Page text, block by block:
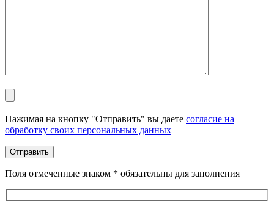
Нажимая на кнопку "Отправить" вы даете согласие на
обработку своих персональных данных
Поля отмеченные знаком * обязательны для заполнения